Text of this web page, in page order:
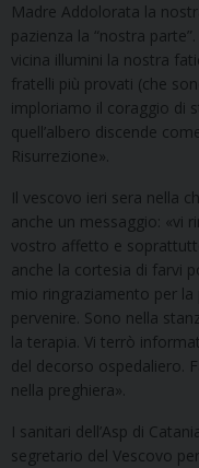
Madre Addolorata la
pazienza la “nostra
vicina illumini la nostra
fratelli più provati (che
imploriamo il coraggio di
quell’albero discende
Risurrezione».
Il vescovo ieri sera nella
anche un messaggio: «vi
vostro affetto e
anche la cortesia di farvi
mio ringraziamento per la
pervenire. Sono nella
la terapia. Vi terrò
del decorso ospedaliero.
nella preghiera».
I sanitari dell’Asp di
segretario del Vescovo